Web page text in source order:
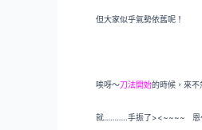
但大家似乎氣勢依舊呢！
唉呀～刀法開始的時候，來不
就………..手振了><~~~~ 恩